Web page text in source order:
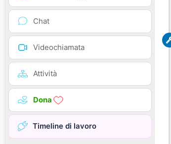
Chat
Videochiamata
Attività
Dona
Timeline di lavoro